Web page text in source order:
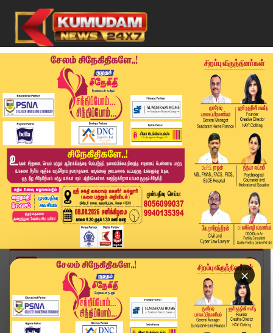
×
Home Topics